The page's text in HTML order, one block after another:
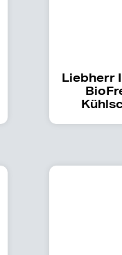
Liebherr